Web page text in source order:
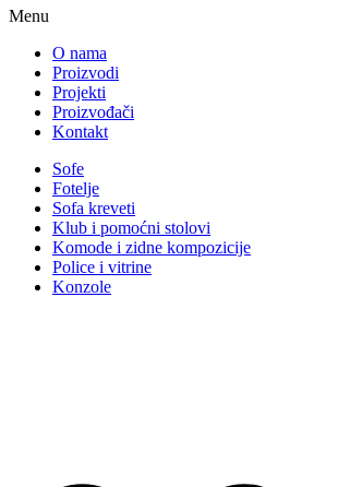
Menu
O nama
Proizvodi
Projekti
Proizvođači
Kontakt
Sofe
Fotelje
Sofa kreveti
Klub i pomoćni stolovi
Komode i zidne kompozicije
Police i vitrine
Konzole